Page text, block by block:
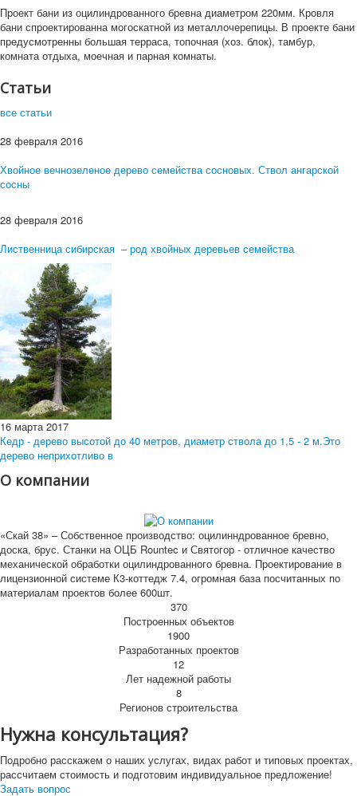
Проект бани из оцилиндрованного бревна диаметром 220мм. Кровля
бани спроектированна могоскатной из металлочерепицы. В проекте бани
предусмотренны большая терраса, топочная (хоз. блок), тамбур,
комната отдыха, моечная и парная комнаты.
Статьи
все статьи
28 февраля 2016
Хвойное вечнозеленое дерево семейства сосновых. Ствол ангарской
сосны
28 февраля 2016
Лиственница сибирская – род хвойных деревьев семейства
16 марта 2017
Кедр - дерево высотой до 40 метров, диаметр ствола до 1,5 - 2 м.Это
дерево неприхотливо в
О компании
«Скай 38» – Собственное производство: оцилинндрованное бревно,
доска, брус. Станки на ОЦБ Rountec и Святогор - отличное качество
механической обработки оцилиндрованного бревна. Проектирование в
лицензионной системе К3-коттедж 7.4, огромная база посчитанных по
материалам проектов более 600шт.
370
Построенных объектов
1900
Разработанных проектов
12
Лет надежной работы
8
Регионов строительства
Нужна консультация?
Подробно расскажем о наших услугах, видах работ и типовых проектах,
рассчитаем стоимость и подготовим индивидуальное предложение!
Задать вопрос